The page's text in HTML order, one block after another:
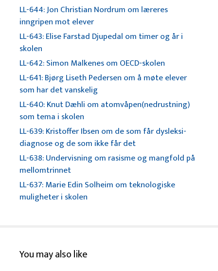
LL-644: Jon Christian Nordrum om læreres
inngripen mot elever
LL-643: Elise Farstad Djupedal om timer og år i
skolen
LL-642: Simon Malkenes om OECD-skolen
LL-641: Bjørg Liseth Pedersen om å møte elever
som har det vanskelig
LL-640: Knut Dæhli om atomvåpen(nedrustning)
som tema i skolen
LL-639: Kristoffer Ibsen om de som får dysleksi-
diagnose og de som ikke får det
LL-638: Undervisning om rasisme og mangfold på
mellomtrinnet
LL-637: Marie Edin Solheim om teknologiske
muligheter i skolen
You may also like